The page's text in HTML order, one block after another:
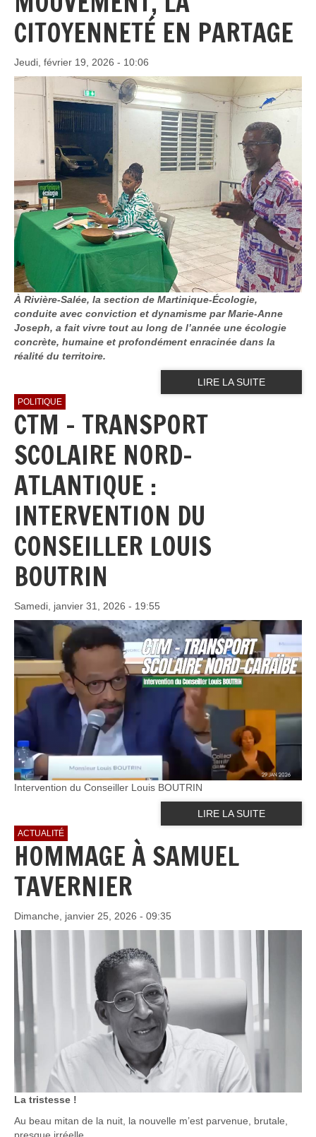
CITOYENNETÉ EN PARTAGE
Jeudi, février 19, 2026 - 10:06
À Rivière-Salée, la section de Martinique-Écologie,
conduite avec conviction et dynamisme par Marie-Anne
Joseph, a fait vivre tout au long de l’année une écologie
concrète, humaine et profondément enracinée dans la
réalité du territoire.
LIRE LA SUITE
POLITIQUE
CTM - TRANSPORT
SCOLAIRE NORD-
ATLANTIQUE :
INTERVENTION DU
CONSEILLER LOUIS
BOUTRIN
Samedi, janvier 31, 2026 - 19:55
Intervention du Conseiller Louis BOUTRIN
LIRE LA SUITE
ACTUALITÉ
HOMMAGE À SAMUEL
TAVERNIER
Dimanche, janvier 25, 2026 - 09:35
La tristesse !
Au beau mitan de la nuit, la nouvelle m’est parvenue, brutale,